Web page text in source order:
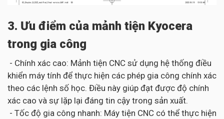
3. Ưu điểm của mảnh tiện Kyocera
trong gia công
- Chính xác cao: Mảnh tiện CNC sử dụng hệ thống điều
khiển máy tính để thực hiện các phép gia công chính xác
theo các lệnh số học. Điều này giúp đạt được độ chính
xác cao và sự lặp lại đáng tin cậy trong sản xuất.
- Tốc độ gia công nhanh: Máy tiện CNC có thể thực hiện